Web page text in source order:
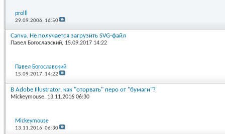
prolll
29.09.2006, 16:50
Canva. Не получается загрузить SVG-файл
Павел Богославский, 15.09.2017 14:22
Павел Богославский
15.09.2017, 14:22
В Adobe Illustrator, как "оторвать" перо от "бумаги"?
Mickeymouse, 13.11.2016 06:30
Mickeymouse
13.11.2016,06:30